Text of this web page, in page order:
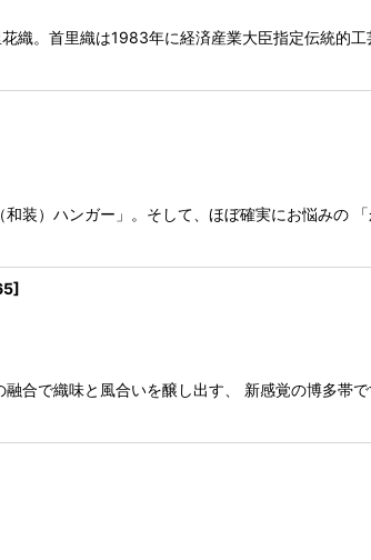
織。首里織は1983年に経済産業大臣指定伝統的
装）ハンガー」。そして、ほぼ確実にお悩みの
]
融合で織味と風合いを醸し出す、 新感覚の博多